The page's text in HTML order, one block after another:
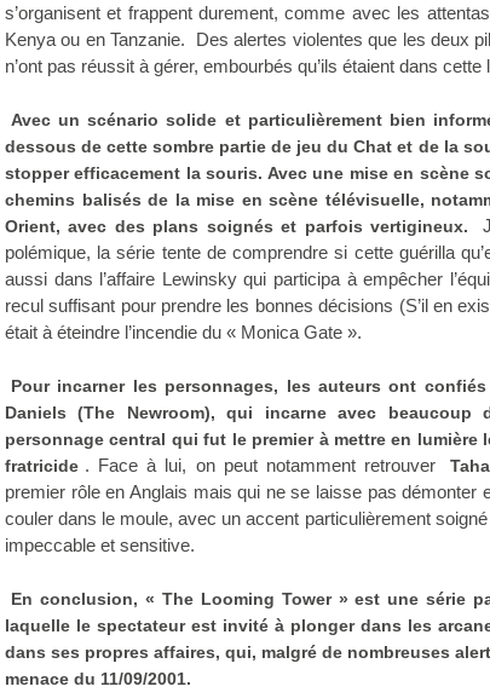
s’organisent et frappent durement, comme avec les
Kenya ou en Tanzanie. Des alertes violentes que les deux
n’ont pas réussit à gérer, embourbés qu’ils étaient dans cette
Avec un scénario solide et particulièrement bien
dessous de cette sombre partie de jeu du Chat et de la
stopper efficacement la souris. Avec une mise en scène
chemins balisés de la mise en scène télévisuelle,
Orient, avec des plans soignés et parfois vertigineux.
polémique, la série tente de comprendre si cette guérilla
aussi dans l’affaire Lewinsky qui participa à empêcher
recul suffisant pour prendre les bonnes décisions (S’il en
était à éteindre l’incendie du « Monica Gate ».
Pour incarner les personnages, les auteurs ont
Daniels (The Newroom), qui incarne avec
personnage central qui fut le premier à mettre en lumière
fratricide . Face à lui, on peut notamment retrouver
premier rôle en Anglais mais qui ne se laisse pas démonter
couler dans le moule, avec un accent particulièrement
impeccable et sensitive.
En conclusion, « The Looming Tower » est une série
laquelle le spectateur est invité à plonger dans les
dans ses propres affaires, qui, malgré de nombreuses
menace du 11/09/2001.